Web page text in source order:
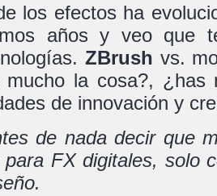
los efectos ha
años y veo que
ZBrush vs.
mucho la cosa?, ¿has
de innovación y
de nada decir que
para FX digitales, solo